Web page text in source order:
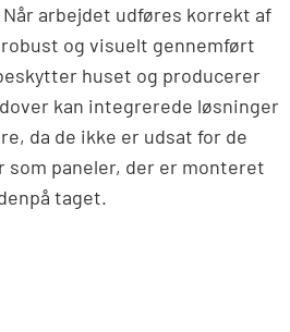
arbejdet udføres korrekt af
og visuelt gennemført
huset og producerer
kan integrerede løsninger
da de ikke er udsat for de
som paneler, der er monteret
taget.